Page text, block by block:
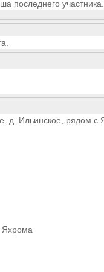
последнего участника.
д. Ильинское, рядом с
Яхрома